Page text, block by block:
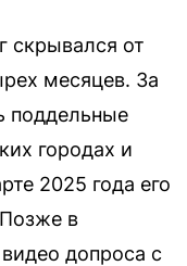
скрывался от
месяцев. За
поддельные
городах и
2025 года его
в
допроса с